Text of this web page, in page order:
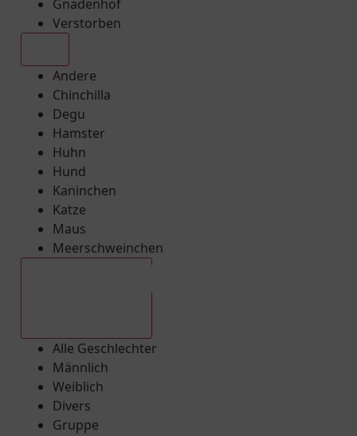
Gnadenhof
Verstorben
Andere
Chinchilla
Degu
Hamster
Huhn
Hund
Kaninchen
Katze
Maus
Meerschweinchen
Alle Geschlechter
Männlich
Weiblich
Divers
Gruppe